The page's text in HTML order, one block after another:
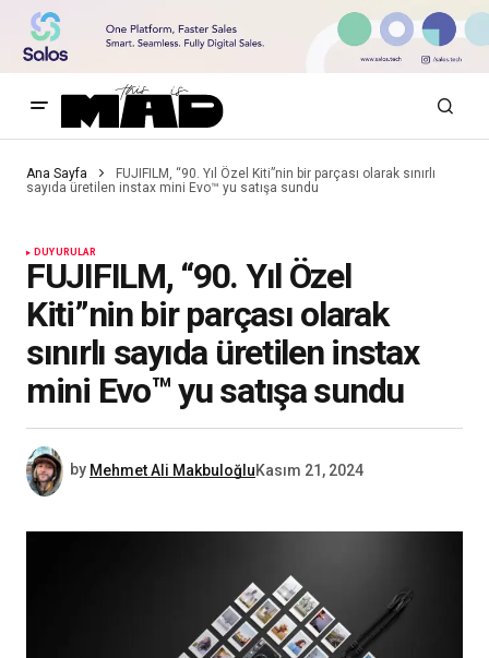
Ana Sayfa
FUJIFILM, “90. Yıl Özel Kiti”nin bir parçası olarak sınırlı
sayıda üretilen instax mini Evo™ yu satışa sundu
DUYURULAR
FUJIFILM, “90. Yıl Özel
Kiti”nin bir parçası olarak
sınırlı sayıda üretilen instax
mini Evo™ yu satışa sundu
by Mehmet Ali MakbuloğluKasım 21, 2024